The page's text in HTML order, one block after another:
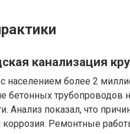
канализация
населением более 2
бетонных трубопроводов
Анализ показал, что
Ремонтные